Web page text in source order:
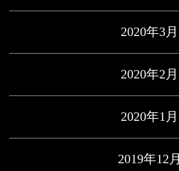
2020年3月
2020年2月
2020年1月
2019年12月